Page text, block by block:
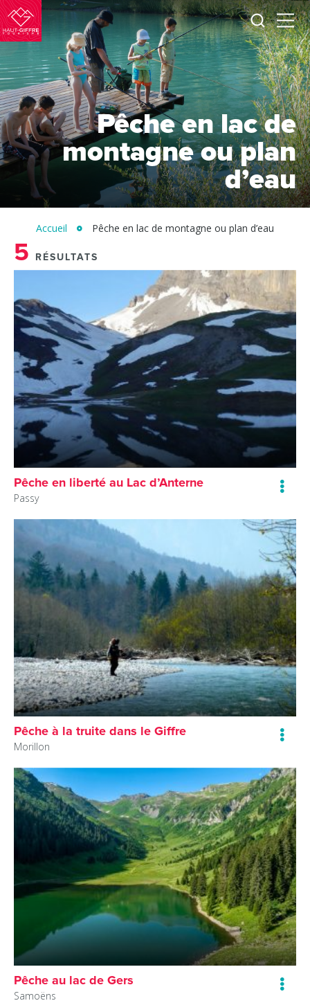
Haut-
Tourisme
Je
Menu
Pêche en lac de
montagne ou plan
d’eau
Accueil Pêche en lac de montagne ou plan d’eau
5 RÉSULTATS
Pêche en liberté au Lac d’Anterne
Passy
Pêche à la truite dans le Giffre
Morillon
Pêche au lac de Gers
Samoëns